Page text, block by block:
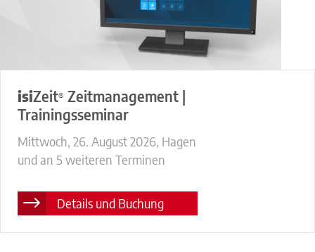
isiZeit® Zeitmanagement |
Trainingsseminar
Mittwoch, 26. August 2026, Hagen
und an 5 weiteren Terminen
Details und Buchung
Datenschutzerklärung
Nutzungsbedingungen